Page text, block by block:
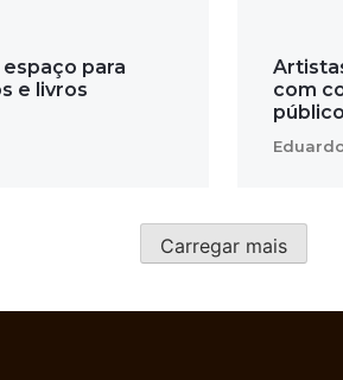
para
e livros
com
Carregar mais